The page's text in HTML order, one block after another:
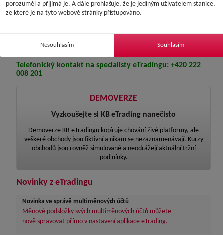
Video návody
uskutečnění prvního obchodu
Telefonický kontakt na specialisty eTradingu: +420 222
008 201
DEMOVERZE
Vyzkoušejte si KB eTrading nanečisto
Demoverze KB eTradingu kopíruje chování živé platformy, ale
veškeré obchody jsou fiktivní a nikam se nezaznamenávají. Kurzy
obchodů jsou rovněž simulované a neodrážejí aktuální tržní
podmínky.
Novinky z eTradingu
Novinka ve správě multiměnových účtů
Měnové podsložky svých multiměnových účtů můžete
nově spravovat přímo v nastavení aplikace eTrading.
porozuměl a přijímá je. A dále prohlašuje, že je jediným uživatelem stanice,
ze které je na tyto webové stránky přistupováno.
Nesouhlasím Souhlasím